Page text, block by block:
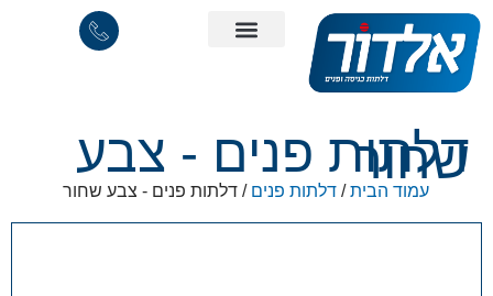
דלתות פנים - צבע
שחור
עמוד הבית/ דלתות פנים / דלתות פנים - צבע שחור